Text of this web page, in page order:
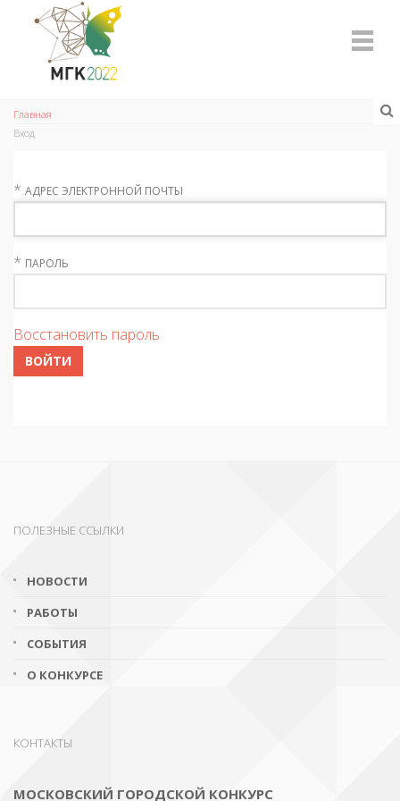
Главная
Вход
* АДРЕС ЭЛЕКТРОННОЙ ПОЧТЫ
* ПАРОЛЬ
Восстановить пароль
ВОЙТИ
ПОЛЕЗНЫЕ ССЫЛКИ
НОВОСТИ
РАБОТЫ
СОБЫТИЯ
О КОНКУРСЕ
КОНТАКТЫ
МОСКОВСКИЙ ГОРОДСКОЙ КОНКУРС